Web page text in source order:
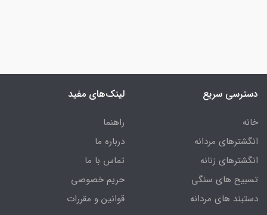
دسترسی سریع
خانه
انگشترهای مردانه
انگشترهای زنانه
تسبیح های سنگی
دستبند های مردانه
لینک‌های مفید
راهنما
درباره ما
تماس با ما
حریم خصوصی
قوانین و مقررات